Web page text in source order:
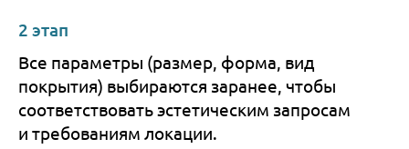
2 этап
Все параметры (размер, форма, вид
покрытия) выбираются заранее, чтобы
соответствовать эстетическим запросам
и требованиям локации.